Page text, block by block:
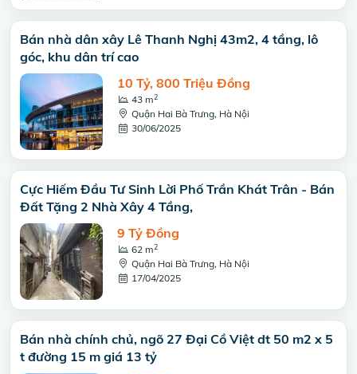
Bán nhà dân xây Lê Thanh Nghị 43m2, 4 tầng, lô
góc, khu dân trí cao
10 Tỷ, 800 Triệu Đồng
43 m2
Quận Hai Bà Trưng, Hà Nội
30/06/2025
Cực Hiếm Đầu Tư Sinh Lời Phố Trần Khát Trân - Bán
Đất Tặng 2 Nhà Xây 4 Tầng,
9 Tỷ Đồng
62 m2
Quận Hai Bà Trưng, Hà Nội
17/04/2025
Bán nhà chính chủ, ngõ 27 Đại Cồ Việt dt 50 m2 x 5
t đường 15 m giá 13 tỷ